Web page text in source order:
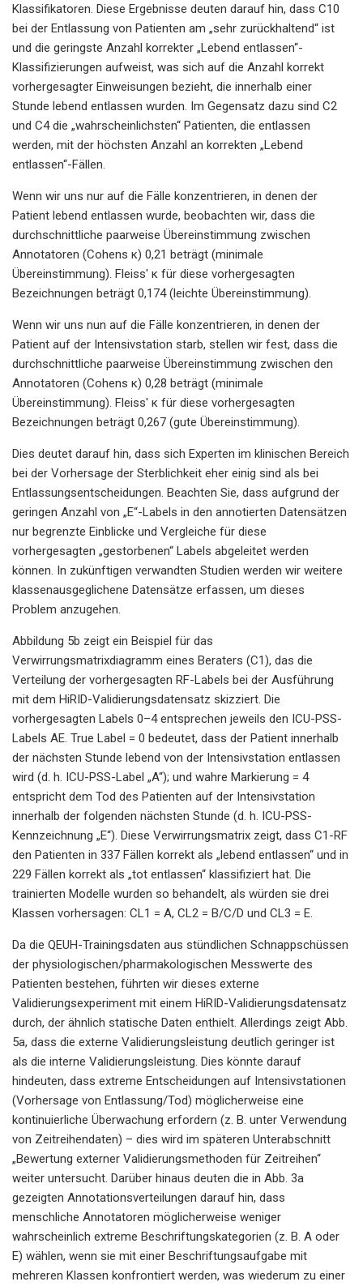
Klassifikatoren. Diese Ergebnisse deuten darauf hin, dass C10
bei der Entlassung von Patienten am „sehr zurückhaltend“ ist
und die geringste Anzahl korrekter „Lebend entlassen“-
Klassifizierungen aufweist, was sich auf die Anzahl korrekt
vorhergesagter Einweisungen bezieht, die innerhalb einer
Stunde lebend entlassen wurden. Im Gegensatz dazu sind C2
und C4 die „wahrscheinlichsten“ Patienten, die entlassen
werden, mit der höchsten Anzahl an korrekten „Lebend
entlassen“-Fällen.
Wenn wir uns nur auf die Fälle konzentrieren, in denen der
Patient lebend entlassen wurde, beobachten wir, dass die
durchschnittliche paarweise Übereinstimmung zwischen
Annotatoren (Cohens κ) 0,21 beträgt (minimale
Übereinstimmung). Fleiss' κ für diese vorhergesagten
Bezeichnungen beträgt 0,174 (leichte Übereinstimmung).
Wenn wir uns nun auf die Fälle konzentrieren, in denen der
Patient auf der Intensivstation starb, stellen wir fest, dass die
durchschnittliche paarweise Übereinstimmung zwischen den
Annotatoren (Cohens κ) 0,28 beträgt (minimale
Übereinstimmung). Fleiss' κ für diese vorhergesagten
Bezeichnungen beträgt 0,267 (gute Übereinstimmung).
Dies deutet darauf hin, dass sich Experten im klinischen Bereich
bei der Vorhersage der Sterblichkeit eher einig sind als bei
Entlassungsentscheidungen. Beachten Sie, dass aufgrund der
geringen Anzahl von „E“-Labels in den annotierten Datensätzen
nur begrenzte Einblicke und Vergleiche für diese
vorhergesagten „gestorbenen“ Labels abgeleitet werden
können. In zukünftigen verwandten Studien werden wir weitere
klassenausgeglichene Datensätze erfassen, um dieses
Problem anzugehen.
Abbildung 5b zeigt ein Beispiel für das
Verwirrungsmatrixdiagramm eines Beraters (C1), das die
Verteilung der vorhergesagten RF-Labels bei der Ausführung
mit dem HiRID-Validierungsdatensatz skizziert. Die
vorhergesagten Labels 0–4 entsprechen jeweils den ICU-PSS-
Labels AE. True Label = 0 bedeutet, dass der Patient innerhalb
der nächsten Stunde lebend von der Intensivstation entlassen
wird (d. h. ICU-PSS-Label „A“); und wahre Markierung = 4
entspricht dem Tod des Patienten auf der Intensivstation
innerhalb der folgenden nächsten Stunde (d. h. ICU-PSS-
Kennzeichnung „E“). Diese Verwirrungsmatrix zeigt, dass C1-RF
den Patienten in 337 Fällen korrekt als „lebend entlassen“ und in
229 Fällen korrekt als „tot entlassen“ klassifiziert hat. Die
trainierten Modelle wurden so behandelt, als würden sie drei
Klassen vorhersagen: CL1 = A, CL2 = B/C/D und CL3 = E.
Da die QEUH-Trainingsdaten aus stündlichen Schnappschüssen
der physiologischen/pharmakologischen Messwerte des
Patienten bestehen, führten wir dieses externe
Validierungsexperiment mit einem HiRID-Validierungsdatensatz
durch, der ähnlich statische Daten enthielt. Allerdings zeigt Abb.
5a, dass die externe Validierungsleistung deutlich geringer ist
als die interne Validierungsleistung. Dies könnte darauf
hindeuten, dass extreme Entscheidungen auf Intensivstationen
(Vorhersage von Entlassung/Tod) möglicherweise eine
kontinuierliche Überwachung erfordern (z. B. unter Verwendung
von Zeitreihendaten) – dies wird im späteren Unterabschnitt
„Bewertung externer Validierungsmethoden für Zeitreihen“
weiter untersucht. Darüber hinaus deuten die in Abb. 3a
gezeigten Annotationsverteilungen darauf hin, dass
menschliche Annotatoren möglicherweise weniger
wahrscheinlich extreme Beschriftungskategorien (z. B. A oder
E) wählen, wenn sie mit einer Beschriftungsaufgabe mit
mehreren Klassen konfrontiert werden, was wiederum zu einer